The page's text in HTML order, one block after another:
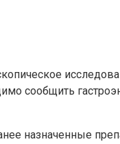
сообщить
назначенные